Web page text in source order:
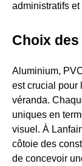
administratifs
Choix
Aluminium,
est crucial pour
véranda.
uniques en
visuel. À
côtoie des
de concevoir